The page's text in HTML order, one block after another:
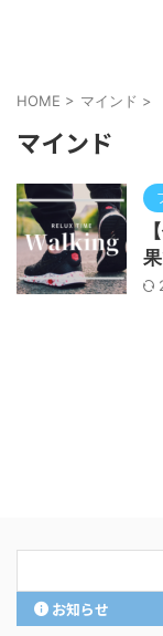
HOME > マインド >
マインド
お知らせ